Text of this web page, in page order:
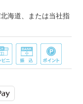
海道、または当社指